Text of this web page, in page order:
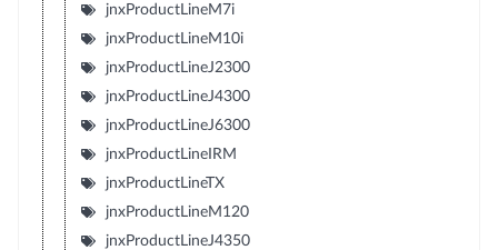
jnxProductLineM7i
jnxProductLineM10i
jnxProductLineJ2300
jnxProductLineJ4300
jnxProductLineJ6300
jnxProductLineIRM
jnxProductLineTX
jnxProductLineM120
jnxProductLineJ4350